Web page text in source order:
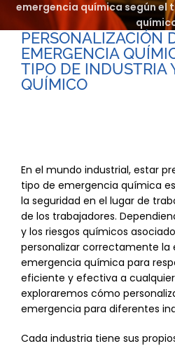
emergencia química según el
PERSONALIZACIÓN
EMERGENCIA
TIPO DE INDUSTRIA
QUÍMICO
En el mundo industrial, estar
tipo de emergencia química
la seguridad en el lugar de
de los trabajadores.
y los riesgos químicos
personalizar correctamente la
emergencia química para
eficiente y efectiva a
exploraremos cómo
emergencia para diferentes
Cada industria tiene sus